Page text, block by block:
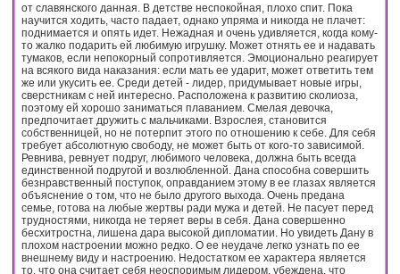
от славянского данная. В детстве неспокойная, плохо спит. Пока
научится ходить, часто падает, однако упряма и никогда не плачет:
поднимается и опять идет. Нежадная и очень удивляется, когда кому-
то жалко подарить ей любимую игрушку. Может отнять ее и надавать
тумаков, если непокорный сопротивляется. Эмоционально реагирует
на всякого вида наказания: если мать ее ударит, может ответить тем
же или укусить ее. Среди детей - лидер, придумывает новые игры,
сверстникам с ней интересно. Расположена к развитию сколиоза,
поэтому ей хорошо заниматься плаванием. Смелая девочка,
предпочитает дружить с мальчиками. Взрослея, становится
собственницей, но не потерпит этого по отношению к себе. Для себя
требует абсолютную свободу, не может быть от кого-то зависимой.
Ревнива, ревнует подруг, любимого человека, должна быть всегда
единственной подругой и возлюбленной. Дана способна совершить
безнравственный поступок, оправданием этому в ее глазах является
объяснение о том, что не было другого выхода. Очень предана
семье, готова на любые жертвы ради мужа и детей. Не пасует перед
трудностями, никогда не теряет веры в себя. Дана совершенно
бесхитростна, лишена дара высокой дипломатии. Но увидеть Дану в
плохом настроении можно редко. О ее неудаче легко узнать по ее
внешнему виду и настроению. Недостатком ее характера является
то, что она считает себя неоспоримым лидером, убеждена, что